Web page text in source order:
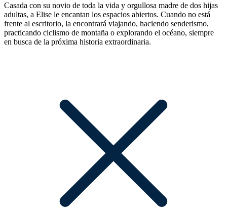
Casada con su novio de toda la vida y orgullosa madre de dos hijas
adultas, a Elise le encantan los espacios abiertos. Cuando no está
frente al escritorio, la encontrará viajando, haciendo senderismo,
practicando ciclismo de montaña o explorando el océano, siempre
en busca de la próxima historia extraordinaria.